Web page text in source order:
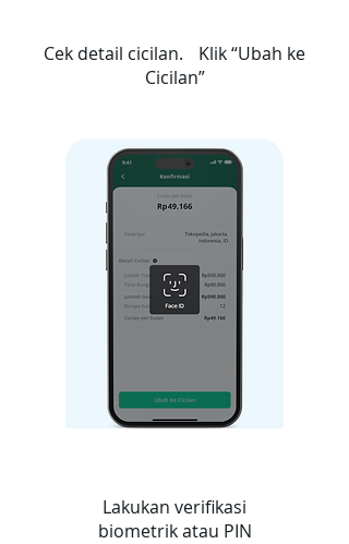
Cek detail cicilan. Klik “Ubah ke
Cicilan”
Lakukan verifikasi
biometrik atau PIN